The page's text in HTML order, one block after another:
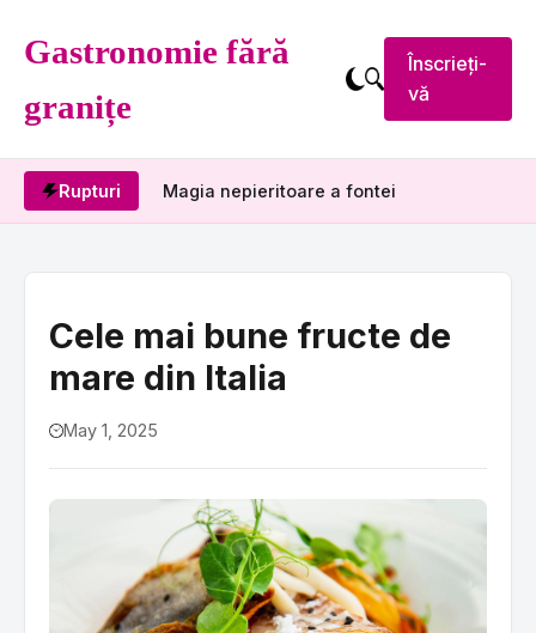
Gastronomie fără
granițe
Înscrieți-
vă
Rupturi Magia nepieritoare a fontei
Cele mai bune fructe de
mare din Italia
May 1, 2025